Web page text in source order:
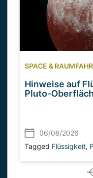
SPACE &
Hinweise auf
Pluto-
06/08/2026
Tagged Flüssigkeit,